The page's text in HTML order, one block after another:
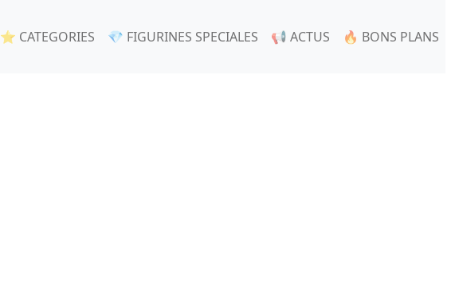
⭐ CATEGORIES 💎 FIGURINES SPECIALES 📢 ACTUS 🔥 BONS PLANS